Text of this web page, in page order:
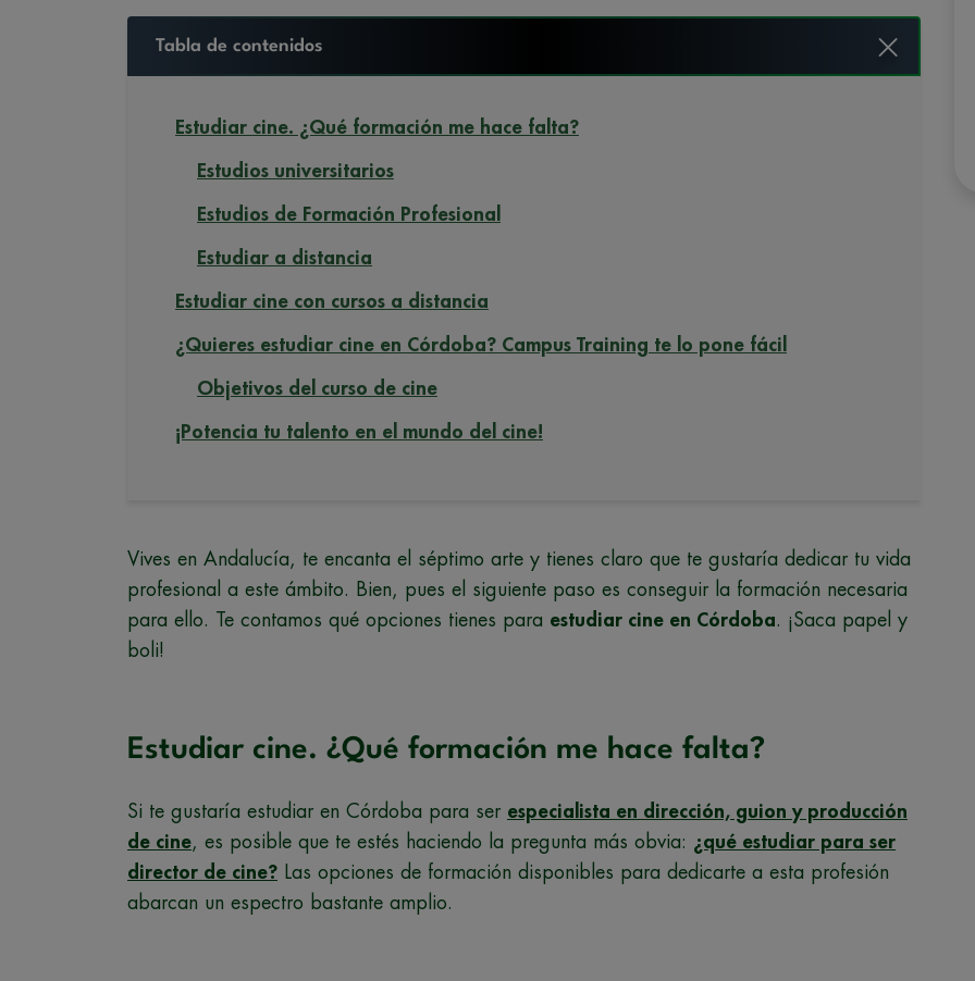
Tabla de contenidos
Estudiar cine. ¿Qué formación me hace falta?
Estudios universitarios
Estudios de Formación Profesional
Estudiar a distancia
Estudiar cine con cursos a distancia
¿Quieres estudiar cine en Córdoba? Campus Training te lo pone fácil
Objetivos del curso de cine
¡Potencia tu talento en el mundo del cine!
Vives en Andalucía, te encanta el séptimo arte y tienes claro que te gustaría dedicar tu vida
profesional a este ámbito. Bien, pues el siguiente paso es conseguir la formación necesaria
para ello. Te contamos qué opciones tienes para estudiar cine en Córdoba. ¡Saca papel y
boli!
Estudiar cine. ¿Qué formación me hace falta?
Si te gustaría estudiar en Córdoba para ser especialista en dirección, guion y producción
de cine, es posible que te estés haciendo la pregunta más obvia: ¿qué estudiar para ser
director de cine? Las opciones de formación disponibles para dedicarte a esta profesión
abarcan un espectro bastante amplio.